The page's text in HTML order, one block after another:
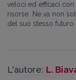
veloci ed efficaci con
risorse. Ne va non
del suo stesso
L'autore: L.